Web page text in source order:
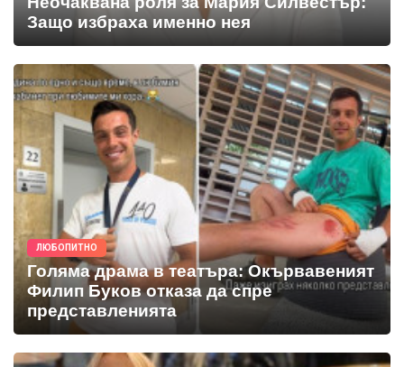
Защо избраха именно нея
ЛЮБОПИТНО
Голяма драма в театъра: Окървавеният
Филип Буков отказа да спре
представленията